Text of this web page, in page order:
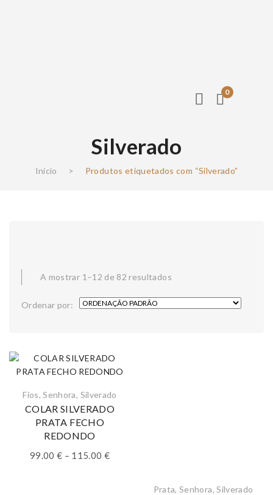
0
Silverado
Início > Produtos etiquetados com “Silverado”
A mostrar 1–12 de 82 resultados
Ordenar por:
Fios,Senhora, Silverado
COLAR SILVERADO
PRATA FECHO
REDONDO
99.00 € – 115.00 €Price
Prata,Senhora,Silverado